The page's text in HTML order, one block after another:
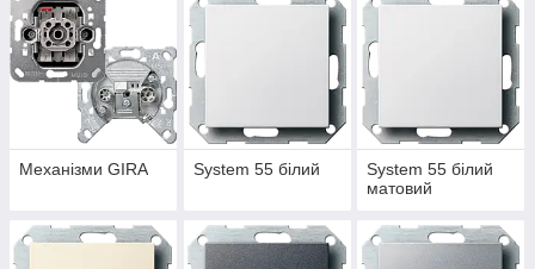
Механізми GIRA System 55 білий
System 55 білий
матовий